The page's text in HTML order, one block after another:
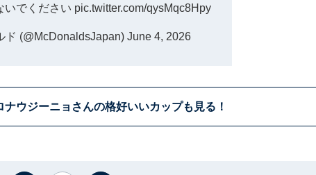
でください pic.twitter.com/qysMqc8Hpy
(@McDonaldsJapan) June 4, 2026
ナウジーニョさんの格好いいカップも見る！